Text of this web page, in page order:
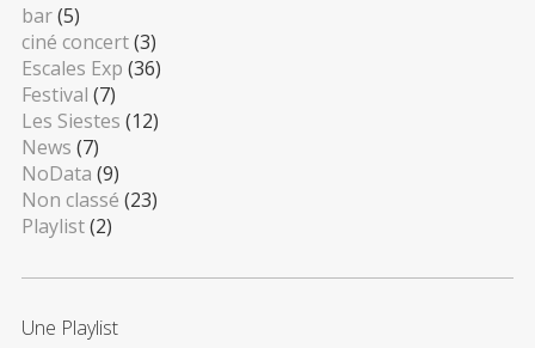
bar(5)
ciné concert(3)
Escales Exp (36)
Festival (7)
Les Siestes (12)
News (7)
NoData (9)
Non classé (23)
Playlist(2)
Une Playlist